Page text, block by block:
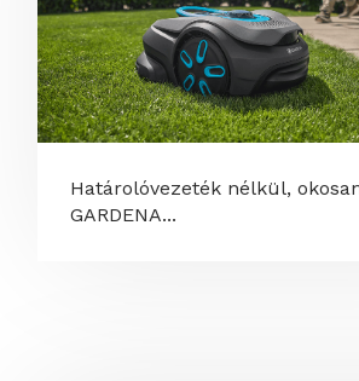
Határolóvezeték nélkül,
GARDENA...